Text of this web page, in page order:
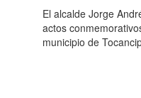
El alcalde Jorge
actos
municipio de